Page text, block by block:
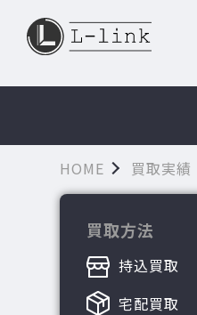
HOME 買取実績
買取方法
持込買取
宅配買取